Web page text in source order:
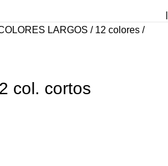
LARGOS
12 colores
col. cortos